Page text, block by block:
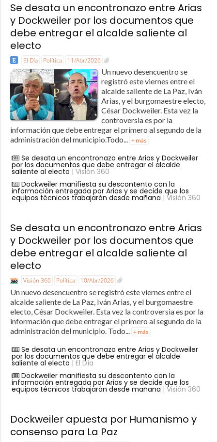
Se desata un encontronazo entre Arias
y Dockweiler por los documentos que
debe entregar el alcalde saliente al
electo
El Día Política 11/Abr/2026
Un nuevo desencuentro se
registró este viernes entre el
alcalde saliente de La Paz, Iván
Arias, y el burgomaestre electo,
César Dockweiler. Esta vez la
controversia es por la
información que debe entregar el primero al segundo de la
administración del municipio.Todo... + más
Se desata un encontronazo entre Arias y Dockweiler
por los documentos que debe entregar el alcalde
saliente al electo | Visión 360
Dockweiler manifiesta su descontento con la
información entregada por Arias y se decide que los
equipos técnicos trabajarán desde mañana | Visión 360
Se desata un encontronazo entre Arias
y Dockweiler por los documentos que
debe entregar el alcalde saliente al
electo
Visión 360 Política 10/Abr/2026
Un nuevo desencuentro se registró este viernes entre el
alcalde saliente de La Paz, Iván Arias, y el burgomaestre
electo, César Dockweiler. Esta vez la controversia es por la
información que debe entregar el primero al segundo de la
administración del municipio. Todo... + más
Se desata un encontronazo entre Arias y Dockweiler
por los documentos que debe entregar el alcalde
saliente al electo | El Día
Dockweiler manifiesta su descontento con la
información entregada por Arias y se decide que los
equipos técnicos trabajarán desde mañana | Visión 360
Dockweiler apuesta por Humanismo y
consenso para La Paz